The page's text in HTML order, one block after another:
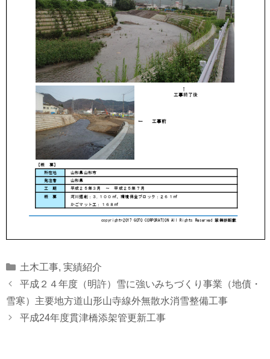
Categories
土木工事, 実績紹介
平成２４年度（明許）雪に強いみちづくり事業（地債・
雪寒）主要地方道山形山寺線外無散水消雪整備工事
平成24年度貫津橋添架管更新工事